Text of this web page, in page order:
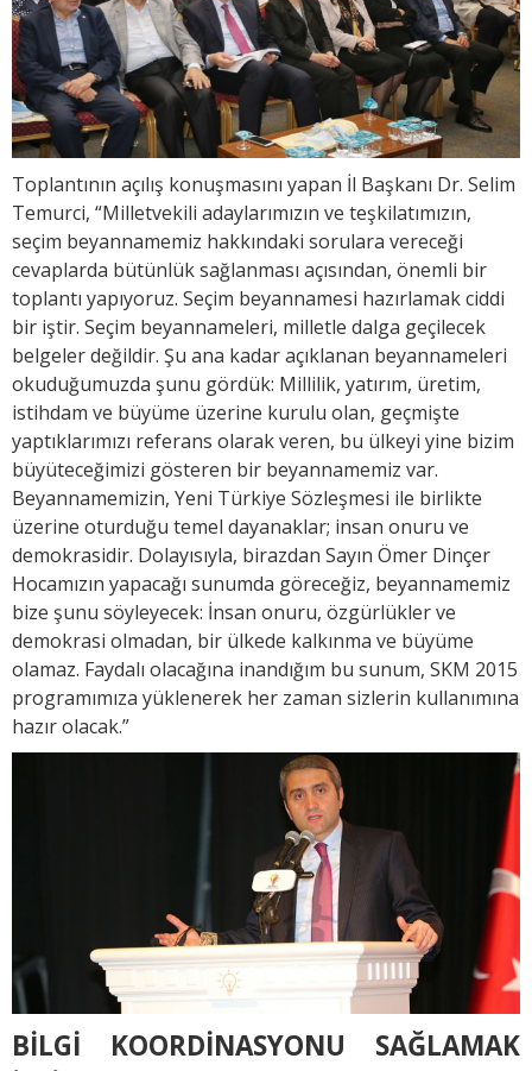
Toplantının açılış konuşmasını yapan İl Başkanı Dr. Selim
Temurci, “Milletvekili adaylarımızın ve teşkilatımızın,
seçim beyannamemiz hakkındaki sorulara vereceği
cevaplarda bütünlük sağlanması açısından, önemli bir
toplantı yapıyoruz. Seçim beyannamesi hazırlamak ciddi
bir iştir. Seçim beyannameleri, milletle dalga geçilecek
belgeler değildir. Şu ana kadar açıklanan beyannameleri
okuduğumuzda şunu gördük: Millilik, yatırım, üretim,
istihdam ve büyüme üzerine kurulu olan, geçmişte
yaptıklarımızı referans olarak veren, bu ülkeyi yine bizim
büyüteceğimizi gösteren bir beyannamemiz var.
Beyannamemizin, Yeni Türkiye Sözleşmesi ile birlikte
üzerine oturduğu temel dayanaklar; insan onuru ve
demokrasidir. Dolayısıyla, birazdan Sayın Ömer Dinçer
Hocamızın yapacağı sunumda göreceğiz, beyannamemiz
bize şunu söyleyecek: İnsan onuru, özgürlükler ve
demokrasi olmadan, bir ülkede kalkınma ve büyüme
olamaz. Faydalı olacağına inandığım bu sunum, SKM 2015
programımıza yüklenerek her zaman sizlerin kullanımına
hazır olacak.”
BİLGİ KOORDİNASYONU SAĞLAMAK